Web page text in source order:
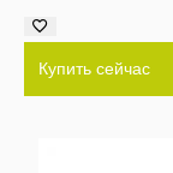
Купить сейчас